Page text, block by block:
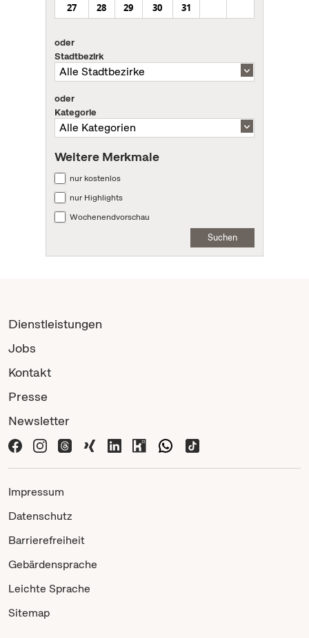
27
28 29 30 31
oder
Stadtbezirk
oder
Kategorie
Weitere Merkmale
nur kostenlos
nur Highlights
Wochenendvorschau
Suchen
Dienstleistungen
Jobs
Kontakt
Presse
Newsletter
Impressum
Datenschutz
Barrierefreiheit
Gebärdensprache
Leichte Sprache
Sitemap